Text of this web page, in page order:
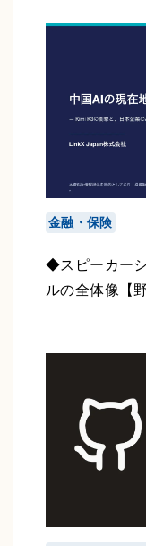
金融・保険
◆スピーカー
ルの全体像【